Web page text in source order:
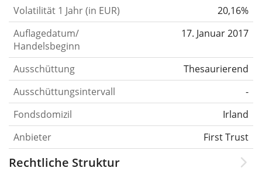
Volatilität 1 Jahr (in EUR)
20,16%
Auflagedatum/
Handelsbeginn
17. Januar 2017
Ausschüttung
Thesaurierend
Ausschüttungsintervall
-
Fondsdomizil
Irland
Anbieter
First Trust
Rechtliche Struktur